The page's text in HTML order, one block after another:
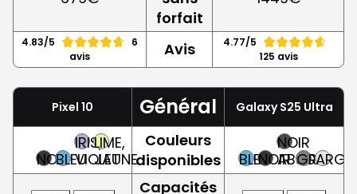
forfait
4.83/5
6
avis
Avis
4.77/5
125 avis
Pixel 10 Général Galaxy S25 Ultra
NOIRBLEU
IRIS,
VIOLET
LIME,
JAUNE
Couleurs
disponibles
BLEUNOIR
NOIR
ABSOLU
GRIS
Capacités